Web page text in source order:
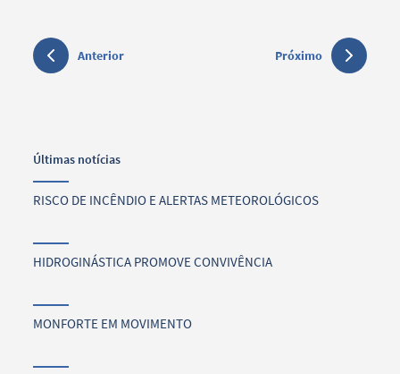
Anterior Próximo
Últimas notícias
RISCO DE INCÊNDIO E ALERTAS METEOROLÓGICOS
HIDROGINÁSTICA PROMOVE CONVIVÊNCIA
MONFORTE EM MOVIMENTO